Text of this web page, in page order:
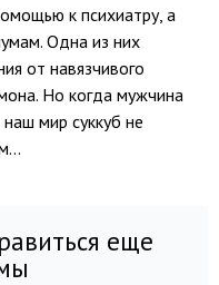
к психиатру, а
Одна из них
от навязчивого
Но когда мужчина
мир суккуб не
еще